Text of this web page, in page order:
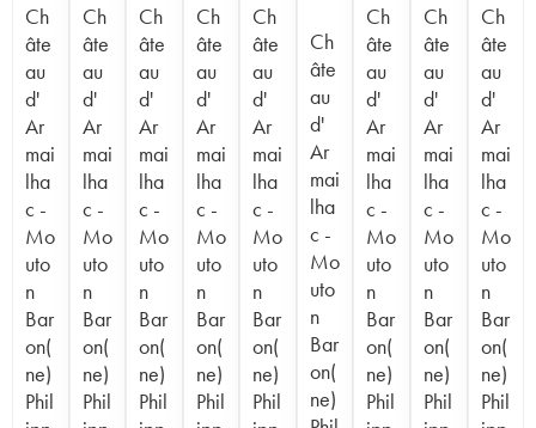
Ch
âte
au
d'
Ar
mai
lha
c -
Mo
uto
n
Bar
on(
ne)
Phil
Ch
âte
au
d'
Ar
mai
lha
c -
Mo
uto
n
Bar
on(
ne)
Phil
Ch
âte
au
d'
Ar
mai
lha
c -
Mo
uto
n
Bar
on(
ne)
Phil
Ch
âte
au
d'
Ar
mai
lha
c -
Mo
uto
n
Bar
on(
ne)
Phil
Ch
âte
au
d'
Ar
mai
lha
c -
Mo
uto
n
Bar
on(
ne)
Phil
Ch
âte
au
d'
Ar
mai
lha
c -
Mo
uto
n
Bar
on(
ne)
Ch
âte
au
d'
Ar
mai
lha
c -
Mo
uto
n
Bar
on(
ne)
Phil
Ch
âte
au
d'
Ar
mai
lha
c -
Mo
uto
n
Bar
on(
ne)
Phil
Ch
âte
au
d'
Ar
mai
lha
c -
Mo
uto
n
Bar
on(
ne)
Phil